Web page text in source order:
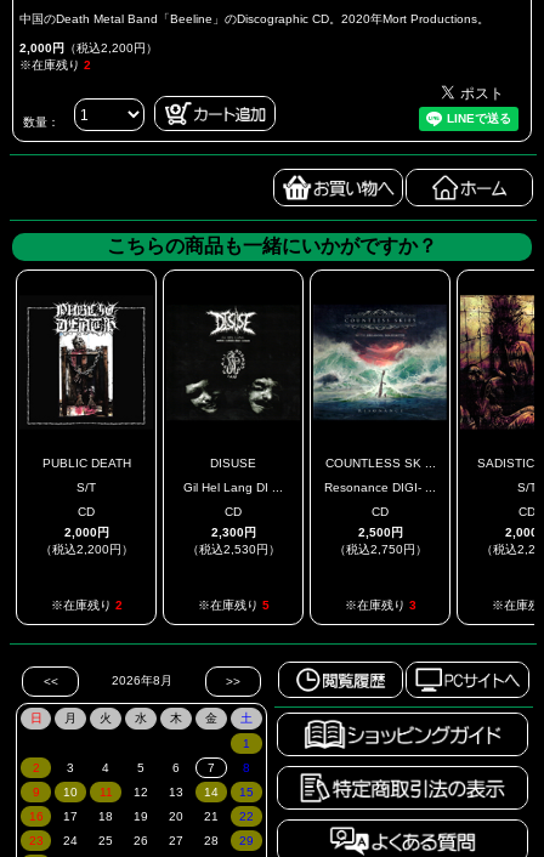
中国のDeath Metal Band「Beeline」のDiscographic CD。2020年Mort Productions。
2,000円 （税込2,200円）
※在庫残り 2
数量：
こちらの商品も一緒にいかがですか？
PUBLIC DEATH
S/T
CD
2,000円
（税込2,200円）
※在庫残り 2
DISUSE
Gil Hel Lang DI ...
CD
2,300円
（税込2,530円）
※在庫残り 5
COUNTLESS SK ...
Resonance DIGI- ...
CD
2,500円
（税込2,750円）
※在庫残り 3
SADISTIC
S/T
CD
2,000
（税込
※在庫残